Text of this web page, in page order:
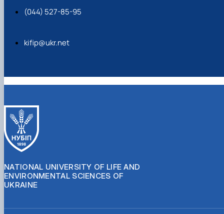
(044) 527-85-95
kifip@ukr.net
NATIONAL UNIVERSITY OF LIFE AND
ENVIRONMENTAL SCIENCES OF
UKRAINE